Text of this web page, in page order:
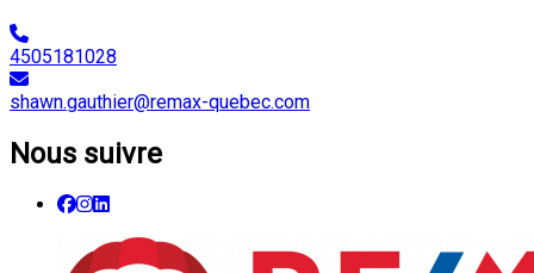
4505181028
shawn.gauthier@remax-quebec.com
Nous suivre